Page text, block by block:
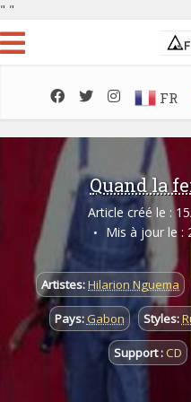
" "
FR
Quand la
Article créé le :
Mis à jour le :
Artistes:Hilarion Nguema
Pays:Gabon Styles:
Support :CD